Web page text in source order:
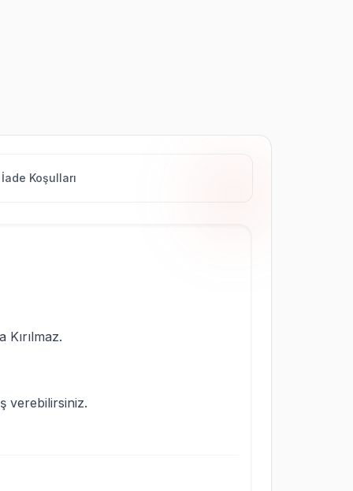
İade Koşulları
verebilirsiniz.